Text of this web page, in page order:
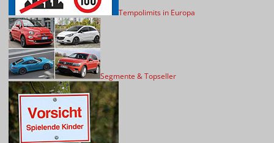
Tempolimits in Europa
Segmente & Topseller